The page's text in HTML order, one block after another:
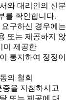
와 대리인의 신분
를 확인합니다.
구하신 경우에는
또는 제공하지 않
미 제공한
통지하여 정정이
의 철회
증을 지참하시고
또는 제공에 대